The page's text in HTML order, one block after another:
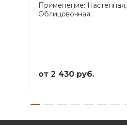
Применение: Настенная,
Облицовочная
от 2 430 руб.